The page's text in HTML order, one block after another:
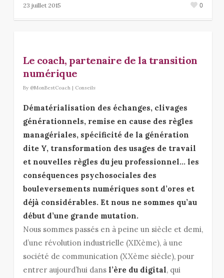
23 juillet 2015 0
Le coach, partenaire de la transition
numérique
By @MonBestCoach | Conseils
Dématérialisation des échanges, clivages
générationnels, remise en cause des règles
managériales, spécificité de la génération
dite Y, transformation des usages de travail
et nouvelles règles du jeu professionnel… les
conséquences psychosociales des
bouleversements numériques sont d’ores et
déjà considérables. Et nous ne sommes qu’au
début d’une grande mutation.
Nous sommes passés en à peine un siècle et demi,
d’une révolution industrielle (XIXème), à une
société de communication (XXème siècle), pour
entrer aujourd’hui dans l’ère du digital, qui